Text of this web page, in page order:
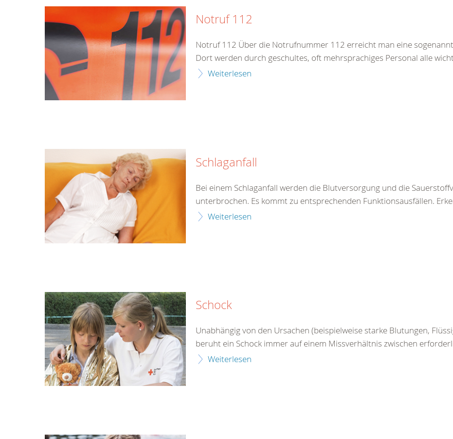
Notruf 112
Notruf 112 Über die Notrufnummer 112 erreicht man eine
Dort werden durch geschultes, oft mehrsprachiges Personal alle
Weiterlesen
Schlaganfall
Bei einem Schlaganfall werden die Blutversorgung und die
unterbrochen. Es kommt zu entsprechenden Funktionsausfällen.
Weiterlesen
Schock
Unabhängig von den Ursachen (beispielweise starke Blutungen,
beruht ein Schock immer auf einem Missverhältnis zwischen
Weiterlesen